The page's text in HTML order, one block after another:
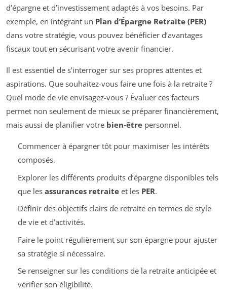
d’épargne et d’investissement adaptés à vos besoins. Par
exemple, en intégrant un Plan d’Épargne Retraite (PER)
dans votre stratégie, vous pouvez bénéficier d’avantages
fiscaux tout en sécurisant votre avenir financier.
Il est essentiel de s’interroger sur ses propres attentes et
aspirations. Que souhaitez-vous faire une fois à la retraite ?
Quel mode de vie envisagez-vous ? Évaluer ces facteurs
permet non seulement de mieux se préparer financièrement,
mais aussi de planifier votre bien-être personnel.
Commencer à épargner tôt pour maximiser les intérêts
composés.
Explorer les différents produits d’épargne disponibles tels
que les assurances retraiteet les PER.
Définir des objectifs clairs de retraite en termes de style
de vie et d’activités.
Faire le point régulièrement sur son épargne pour ajuster
sa stratégie si nécessaire.
Se renseigner sur les conditions de la retraite anticipée et
vérifier son éligibilité.